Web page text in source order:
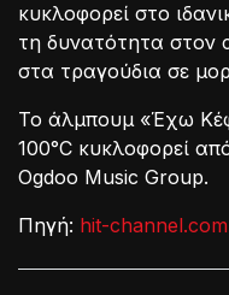
κυκλοφορεί στο
τη δυνατότητα στον
στα τραγούδια σε
Το άλμπουμ «Έχω
100°C κυκλοφορεί
Ogdoo Music Group.
Πηγή: hit-channel.com